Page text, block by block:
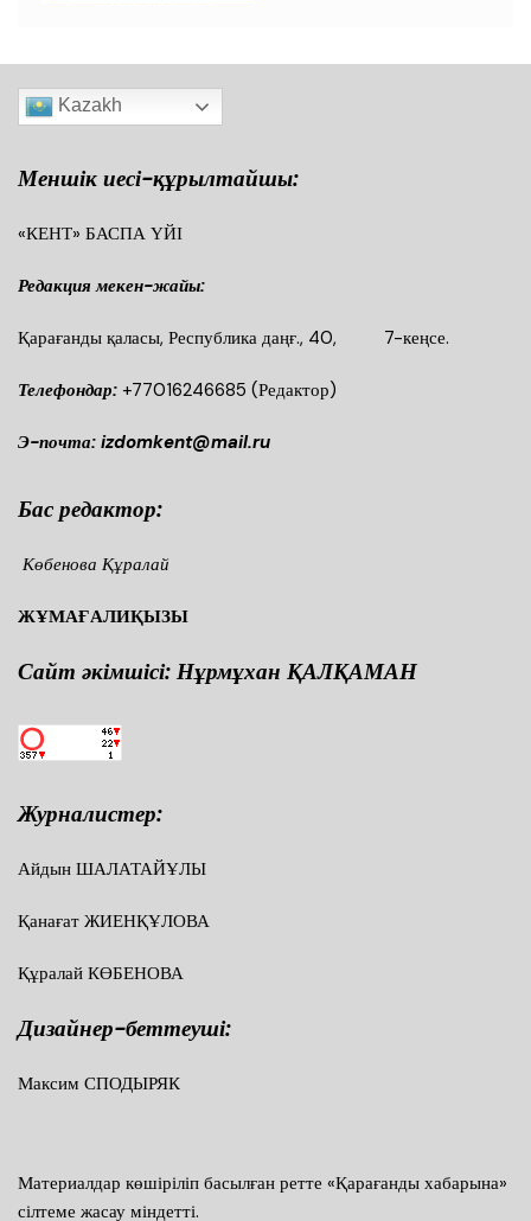
Kazakh
Меншік иесі-құрылтайшы:
«КЕНТ» БАСПА ҮЙІ
Редакция мекен-жайы:
Қарағанды қаласы, Республика даңғ., 40, 7-кеңсе.
Телефондар: +77016246685 (Редактор)
Э-почта: izdomkent@mail.ru
Бас редактор:
Көбенова Құралай
ЖҰМАҒАЛИҚЫЗЫ
Сайт әкімшісі: Нұрмұхан ҚАЛҚАМАН
Журналистер:
Айдын ШАЛАТАЙҰЛЫ
Қанағат ЖИЕНҚҰЛОВА
Құралай КӨБЕНОВА
Дизайнер-беттеуші:
Максим СПОДЫРЯК
Материалдар көшіріліп басылған ретте «Қарағанды хабарына»
сілтеме жасау міндетті.